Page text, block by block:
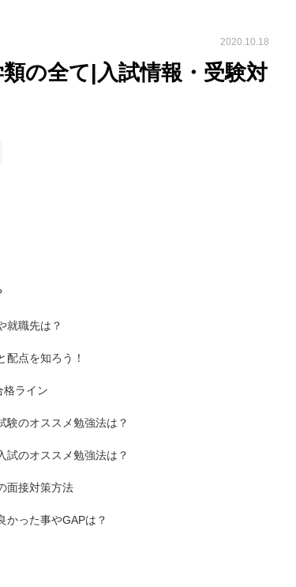
2020.10.18
類の全て|入試情報・受験対
就職先は？
点を知ろう！
格ライン
験のオススメ勉強法は？
試のオススメ勉強法は？
面接対策方法
かった事やGAPは？